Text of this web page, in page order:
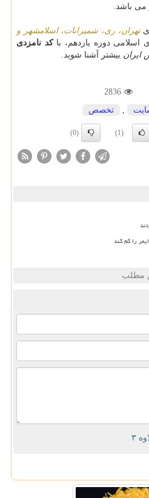
می باشد.
تهران، ری، شمیرانات، اسلامشهر و
اسلامی دوره یازدهم، باکد نامزدی
بیشتر آشنا شوید.
2836
تخصص
(1)
(0)
مطلب